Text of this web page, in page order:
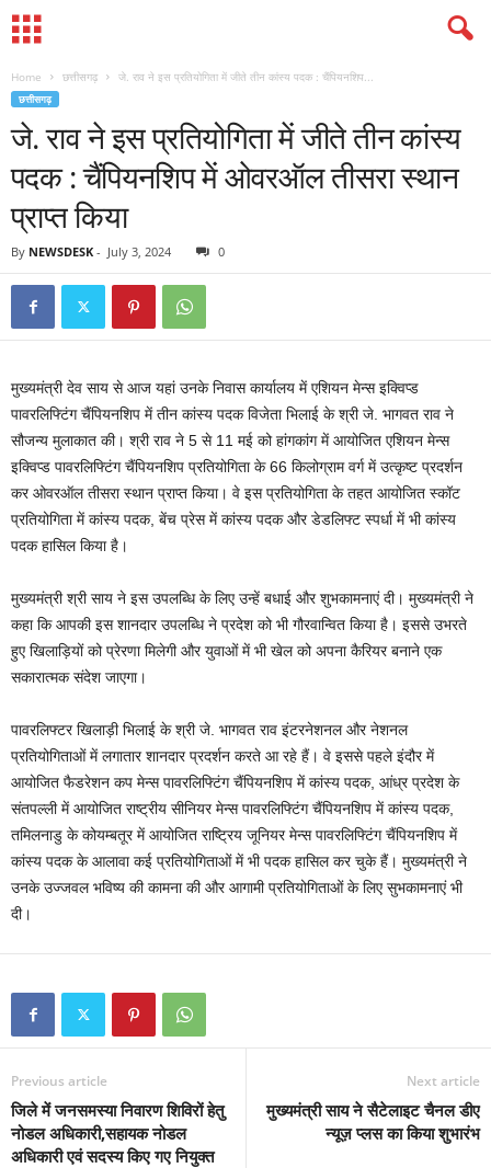
Home छत्तीसगढ़ जे. राव ने इस प्रतियोगिता में जीते तीन कांस्य पदक : चैंपियनशिप...
छत्तीसगढ़
जे. राव ने इस प्रतियोगिता में जीते तीन कांस्य
पदक : चैंपियनशिप में ओवरऑल तीसरा स्थान
प्राप्त किया
By NEWSDESK - July 3, 2024 0
मुख्यमंत्री देव साय से आज यहां उनके निवास कार्यालय में एशियन मेन्स इक्विप्ड
पावरलिफ्टिंग चैंपियनशिप में तीन कांस्य पदक विजेता भिलाई के श्री जे. भागवत राव ने
सौजन्य मुलाकात की। श्री राव ने 5 से 11 मई को हांगकांग में आयोजित एशियन मेन्स
इक्विप्ड पावरलिफ्टिंग चैंपियनशिप प्रतियोगिता के 66 किलोग्राम वर्ग में उत्कृष्ट प्रदर्शन
कर ओवरऑल तीसरा स्थान प्राप्त किया। वे इस प्रतियोगिता के तहत आयोजित स्कॉट
प्रतियोगिता में कांस्य पदक, बेंच प्रेस में कांस्य पदक और डेडलिफ्ट स्पर्धा में भी कांस्य
पदक हासिल किया है।
मुख्यमंत्री श्री साय ने इस उपलब्धि के लिए उन्हें बधाई और शुभकामनाएं दी। मुख्यमंत्री ने
कहा कि आपकी इस शानदार उपलब्धि ने प्रदेश को भी गौरवान्वित किया है। इससे उभरते
हुए खिलाड़ियों को प्रेरणा मिलेगी और युवाओं में भी खेल को अपना कैरियर बनाने एक
सकारात्मक संदेश जाएगा।
पावरलिफ्टर खिलाड़ी भिलाई के श्री जे. भागवत राव इंटरनेशनल और नेशनल
प्रतियोगिताओं में लगातार शानदार प्रदर्शन करते आ रहे हैं। वे इससे पहले इंदौर में
आयोजित फैडरेशन कप मेन्स पावरलिफ्टिंग चैंपियनशिप में कांस्य पदक, आंध्र प्रदेश के
संतपल्ली में आयोजित राष्ट्रीय सीनियर मेन्स पावरलिफ्टिंग चैंपियनशिप में कांस्य पदक,
तमिलनाडु के कोयम्बतूर में आयोजित राष्ट्रिय जूनियर मेन्स पावरलिफ्टिंग चैंपियनशिप में
कांस्य पदक के आलावा कई प्रतियोगिताओं में भी पदक हासिल कर चुके हैं। मुख्यमंत्री ने
उनके उज्जवल भविष्य की कामना की और आगामी प्रतियोगिताओं के लिए सुभकामनाएं भी
दी।
Previous article
जिले में जनसमस्या निवारण शिविरों हेतु
नोडल अधिकारी,सहायक नोडल
अधिकारी एवं सदस्य किए गए नियुक्त
Next article
मुख्यमंत्री साय ने सैटेलाइट चैनल डीए
न्यूज़ प्लस का किया शुभारंभ